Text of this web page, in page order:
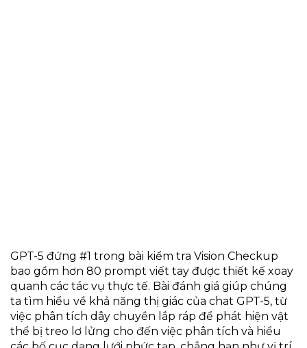
GPT-5 đứng #1 trong bài kiểm tra Vision Checkup
bao gồm hơn 80 prompt viết tay được thiết kế xoay
quanh các tác vụ thực tế. Bài đánh giá giúp chúng
ta tìm hiểu về khả năng thị giác của chat GPT-5, từ
việc phân tích dây chuyền lắp ráp để phát hiện vật
thể bị treo lơ lửng cho đến việc phân tích và hiểu